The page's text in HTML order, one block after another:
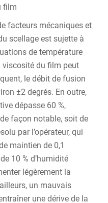
film
facteurs mécaniques et
scellage est sujette à
de température
viscosité du film peut
le débit de fusion
±2 degrés. En outre,
dépasse 60 %,
façon notable, soit de
par l’opérateur, qui
maintien de 0,1
10 % d’humidité
légèrement la
un mauvais
une dérive de la